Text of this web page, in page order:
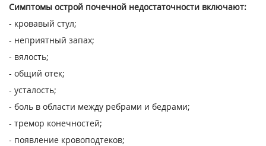
Симптомы острой почечной недостаточности включают:
- кровавый стул;
- неприятный запах;
- вялость;
- общий отек;
- усталость;
- боль в области между ребрами и бедрами;
- тремор конечностей;
- появление кровоподтеков;